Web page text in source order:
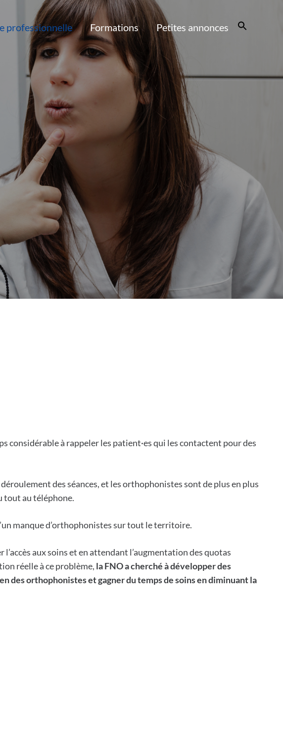
professionnelle Formations Petites annonces
considérable à rappeler les patient·es qui les contactent pour des
des séances, et les orthophonistes sont de plus en plus
tout au téléphone.
manque d’orthophonistes sur tout le territoire.
aux soins et en attendant l’augmentation des quotas
réelle à ce problème, la FNO a cherché à développer des
des orthophonistes et gagner du temps de soins en diminuant la